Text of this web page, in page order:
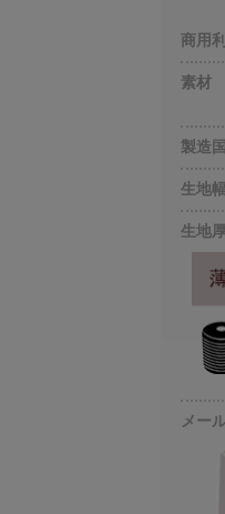
商用
素材
製造国
生地
生地
メー